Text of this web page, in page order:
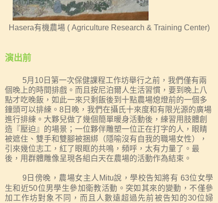
Hasera有機農場 ( Agriculture Research & Training Center)
演出前
5月 10 日第一次保健課程工作坊舉行之前，我們僅有兩
個晚上的時間排戲。而且按尼泊爾人生活習慣，要到晚上八
點才吃晚飯，如此一來只剩飯後到十點農場熄燈前的一個多
鐘頭可以排練 。 8 日晚，我們在攝氏十來度和有限光源的廣場
進行排練。大夥兒做了幾個簡單暖身活動後，練習用肢體創
造『壓迫』的場景；一位夥伴雕塑一位正在打字的人，眼睛
被遮住、雙手和雙腳被捆綁（隱喻沒有自我的職場女性），
引來幾位志工，紅了眼眶的共鳴，頻呼，太有力量了。最
後，用群體雕像呈現各組白天在農場的活動作為結束。
9 日 傍晚 ，農場女主人 Mitu說，學校告知將有 63位女學
生和近50位男學生參加衛教活動。突如其來的變動，不僅參
加工作坊對象不同，而且人數遠超過先前被告知的30位婦